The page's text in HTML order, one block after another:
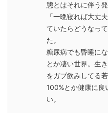
態とはそれに伴う発
「一晩寝れば大丈
ていたらどうなっ
た。
糖尿病でも昏睡に
とか凄い世界。生
をガブ飲みしてる
100%とか健康に良
い。